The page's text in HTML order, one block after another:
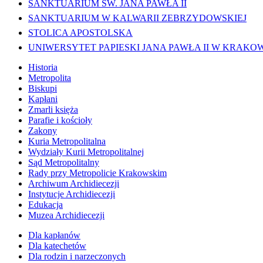
SANKTUARIUM ŚW. JANA PAWŁA II
SANKTUARIUM W KALWARII ZEBRZYDOWSKIEJ
STOLICA APOSTOLSKA
UNIWERSYTET PAPIESKI JANA PAWŁA II W
Historia
Metropolita
Biskupi
Kapłani
Zmarli księża
Parafie i kościoły
Zakony
Kuria Metropolitalna
Wydziały Kurii Metropolitalnej
Sąd Metropolitalny
Rady przy Metropolicie Krakowskim
Archiwum Archidiecezji
Instytucje Archidiecezji
Edukacja
Muzea Archidiecezji
Dla kapłanów
Dla katechetów
Dla rodzin i narzeczonych